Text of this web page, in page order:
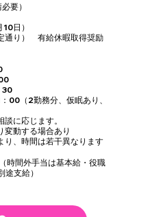
要）
日）
通り） 有給休暇取得奨励
30
00（2勤務分、仮眠あり、
に応じます。
動する場合あり
り、時間は若干異なります
時間外手当は基本給・役職
途支給）